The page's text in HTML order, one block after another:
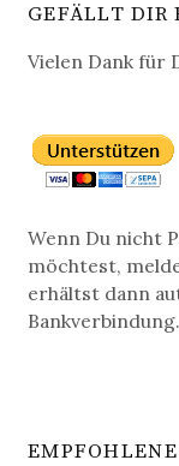
GEFÄLLT DIR
Vielen Dank für
Wenn Du nicht
möchtest,
erhältst dann
Bankverbindung.